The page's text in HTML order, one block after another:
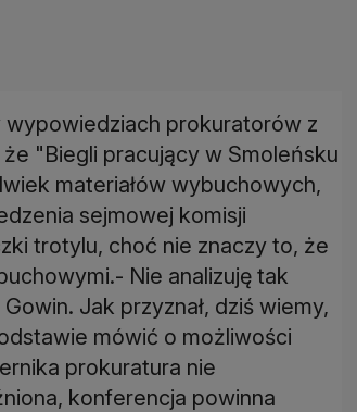
wypowiedziach prokuratorów z
"Biegli pracujący w Smoleńsku
materiałów wybuchowych,
sejmowej komisji
trotylu, choć nie znaczy to, że
Nie analizuję tak
Jak przyznał, dziś wiemy,
mówić o możliwości
prokuratura nie
konferencja powinna